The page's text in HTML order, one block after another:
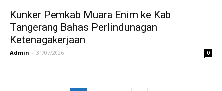
Kunker Pemkab Muara Enim ke Kab
Tangerang Bahas Perlindunagan
Ketenagakerjaan
Admin - 31/07/2026 0